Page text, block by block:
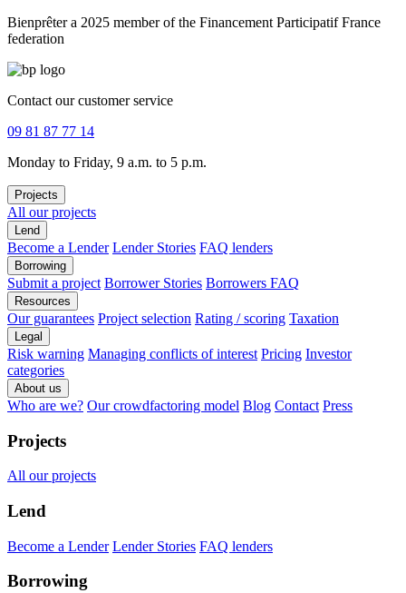
Bienprêter a 2025 member of the Financement Participatif France
federation
Contact our customer service
09 81 87 77 14
Monday to Friday, 9 a.m. to 5 p.m.
Projects
All our projects
Lend
Become a Lender Lender Stories FAQ lenders
Borrowing
Submit a project Borrower Stories Borrowers FAQ
Resources
Our guarantees Project selection Rating / scoring Taxation
Legal
Risk warning Managing conflicts of interest Pricing Investor
categories
About us
Who are we? Our crowdfactoring model Blog Contact Press
Projects
All our projects
Lend
Become a Lender Lender Stories FAQ lenders
Borrowing